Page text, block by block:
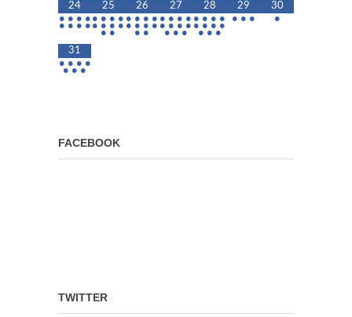
24
• • • •
• • • •
25
• • • •
• • • •
• •
26
• • • •
• • • •
• •
27
• • • •
• • • •
• • •
28
• • • •
• • • •
• • •
29
• • •
30
•
31
• • • •
• • •
FACEBOOK
TWITTER